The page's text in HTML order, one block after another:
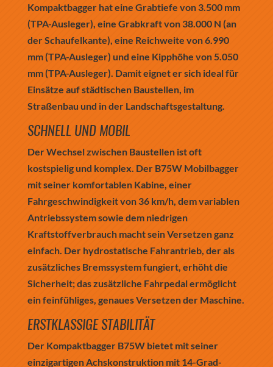
Kompaktbagger hat eine Grabtiefe von 3.500 mm
(TPA-Ausleger), eine Grabkraft von 38.000 N (an
der Schaufelkante), eine Reichweite von 6.990
mm (TPA-Ausleger) und eine Kipphöhe von 5.050
mm (TPA-Ausleger). Damit eignet er sich ideal für
Einsätze auf städtischen Baustellen, im
Straßenbau und in der Landschaftsgestaltung.
SCHNELL UND MOBIL
Der Wechsel zwischen Baustellen ist oft
kostspielig und komplex. Der B75W Mobilbagger
mit seiner komfortablen Kabine, einer
Fahrgeschwindigkeit von 36 km/h, dem variablen
Antriebssystem sowie dem niedrigen
Kraftstoffverbrauch macht sein Versetzen ganz
einfach. Der hydrostatische Fahrantrieb, der als
zusätzliches Bremssystem fungiert, erhöht die
Sicherheit; das zusätzliche Fahrpedal ermöglicht
ein feinfühliges, genaues Versetzen der Maschine.
ERSTKLASSIGE STABILITÄT
Der Kompaktbagger B75W bietet mit seiner
einzigartigen Achskonstruktion mit 14-Grad-